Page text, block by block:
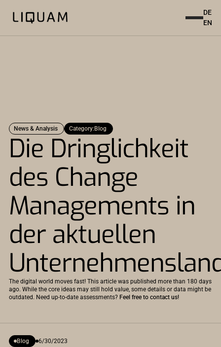
DE
EN
News & Analysis Category:Blog
Die Dringlichkeit
des Change
Managements in
der aktuellen
The digital world moves fast! This article was published more than 180 days
ago. While the core ideas may still hold value, some details or data might be
outdated. Need up-to-date assessments? Feel free to contact us!
Blog 6/30/2023